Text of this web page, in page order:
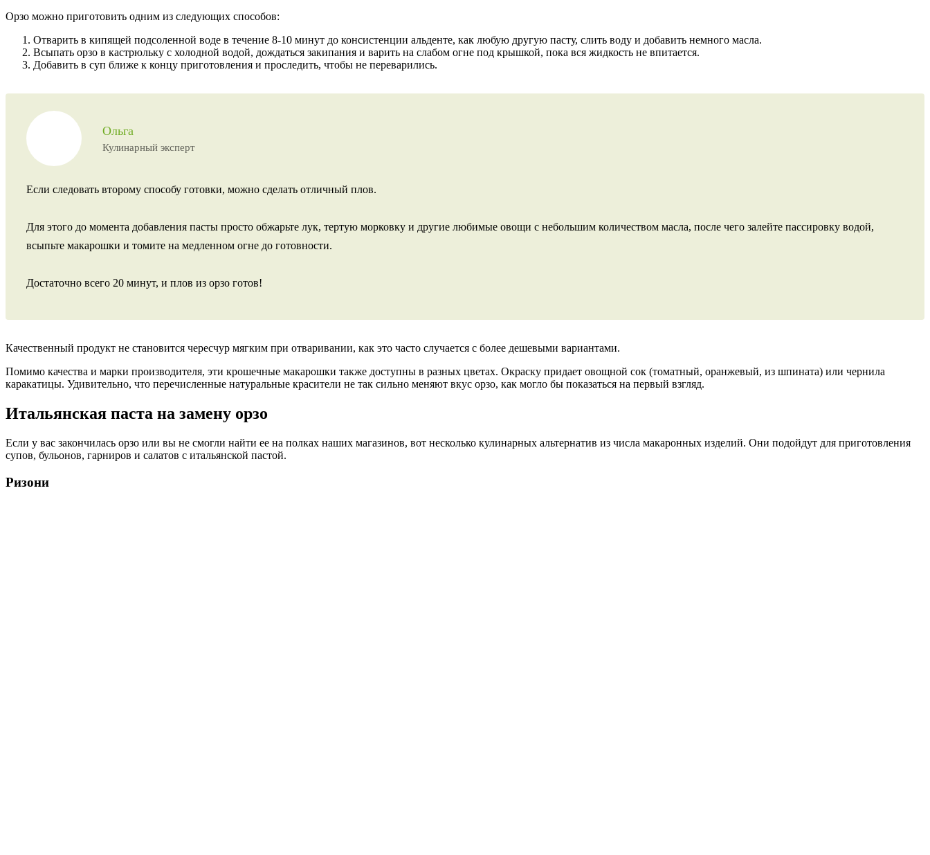
Орзо можно приготовить одним из следующих способов:
Отварить в кипящей подсоленной воде в течение 8-10 минут до консистенции альденте, как любую другую пасту, слить воду и добавить немного масла.
Всыпать орзо в кастрюльку с холодной водой, дождаться закипания и варить на слабом огне под крышкой, пока вся жидкость не впитается.
Добавить в суп ближе к концу приготовления и проследить, чтобы не переварились.
Ольга
Кулинарный эксперт
Если следовать второму способу готовки, можно сделать отличный плов.
Для этого до момента добавления пасты просто обжарьте лук, тертую морковку и другие любимые овощи с небольшим количеством масла, после чего залейте пассировку водой,
всыпьте макарошки и томите на медленном огне до готовности.
Достаточно всего 20 минут, и плов из орзо готов!
Качественный продукт не становится чересчур мягким при отваривании, как это часто случается с более дешевыми вариантами.
Помимо качества и марки производителя, эти крошечные макарошки также доступны в разных цветах. Окраску придает овощной сок (томатный, оранжевый, из шпината) или чернила
каракатицы. Удивительно, что перечисленные натуральные красители не так сильно меняют вкус орзо, как могло бы показаться на первый взгляд.
Итальянская паста на замену орзо
Если у вас закончилась орзо или вы не смогли найти ее на полках наших магазинов, вот несколько кулинарных альтернатив из числа макаронных изделий. Они подойдут для приготовления
супов, бульонов, гарниров и салатов с итальянской пастой.
Ризони